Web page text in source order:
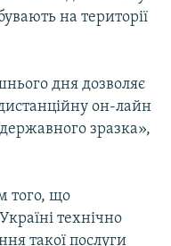
на території
дня дозволяє
он-лайн
зразка»,
того, що
технічно
такої послуги